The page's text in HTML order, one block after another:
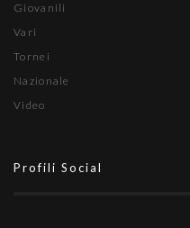
Giovanili
Vari
Tornei
Nazionale
Video
Profili Social